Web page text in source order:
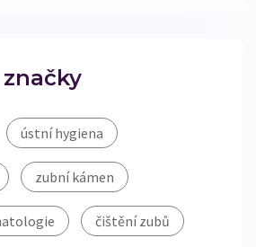
ústní hygiena
zubní kámen
čištění zubů